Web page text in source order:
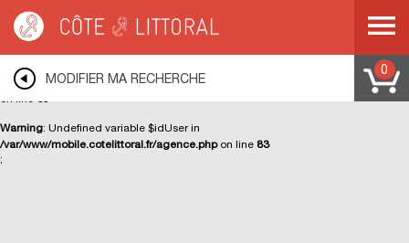
Warning : Undefined variable $ip in/var/www/mobile.cotelittoral.fr/agence.php
on line70
Deprecated
array|string is deprecated in/var/www/cotelittoral.fr/modules/class/visiteur.php
Warning: Undefined variable $idUser in
/var/www/mobile.cotelittoral.fr/agence.phpon line 83
Côte & Littoral
;
MODIFIER MA RECHERCHE
0